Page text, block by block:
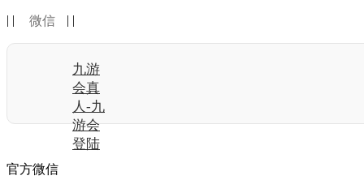
| | 微信 | |
九游
会真
人-九
游会
登陆
官方微信